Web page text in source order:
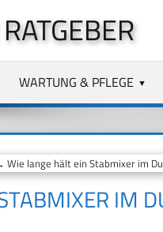
WARTUNG & PFLEGE
Wie lange hält ein Stabmixer im
IM